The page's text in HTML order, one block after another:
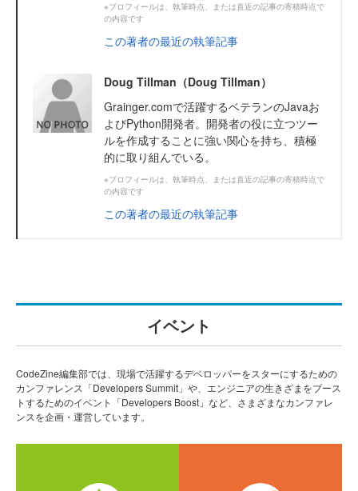
※プロフィールは、執筆時点、または直近の記事の寄稿時点で
の内容です
この著者の最近の執筆記事
Doug Tillman（Doug Tillman）
Grainger.comで活躍するベテランのJavaお
よびPython開発者。開発者の役に立つツー
ルを作成することに強い関心を持ち、積極
的に取り組んでいる。
※プロフィールは、執筆時点、または直近の記事の寄稿時点で
の内容です
この著者の最近の執筆記事
イベント
CodeZine編集部では、現場で活躍するデベロッパーをスターにするための
カンファレンス「Developers Summit」や、エンジニアの生きざまをブース
トするためのイベント「Developers Boost」など、さまざまなカンファレ
ンスを企画・運営しています。